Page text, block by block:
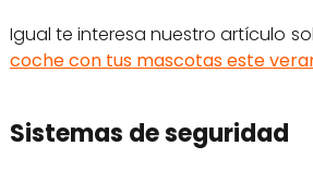
Igual te interesa nuestro artículo
coche con tus mascotas este
Sistemas de seguridad